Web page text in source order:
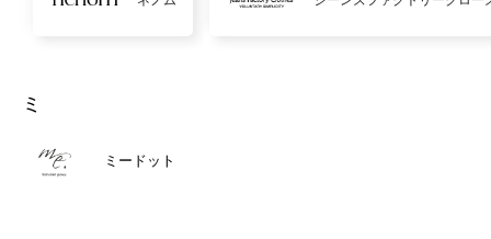
ミ
ミードット